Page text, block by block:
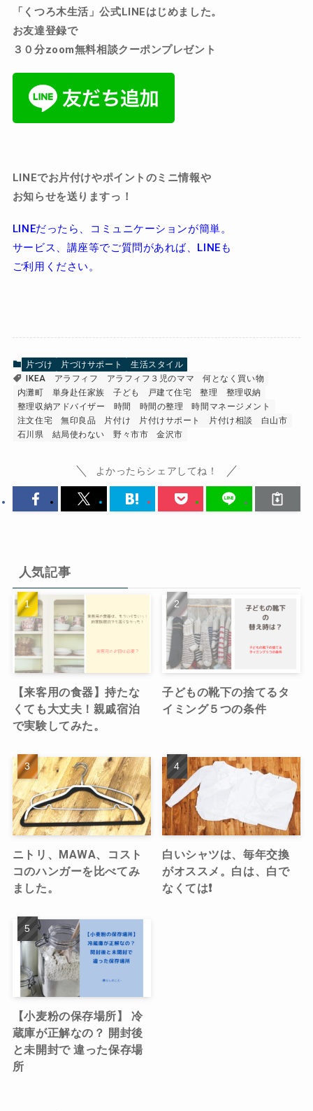
「くつろ木生活」公式LINEはじめました。
お友達登録で
３０分zoom無料相談クーポンプレゼント
LINEでお片付けやポイントのミニ情報や
お知らせを送りますっ！
LINEだったら、コミュニケーションが簡単。
サービス、講座等でご質問があれば、LINEも
ご利用ください。
片づけ 片づけサポート
生活スタイル
IKEA
アラフィフ アラフィフ３児のママ
何となく買い物
内灘町
単身赴任家族 子ども 戸建て住宅 整理
整理収納
整理収納アドバイザー
時間 時間の整理
時間マネージメント
注文住宅
無印良品 片付け 片付けサポート 片付け相談
白山市
石川県
結局使わない 野々市市 金沢市
よかったらシェアしてね！
人気記事
【来客用の食器】持たな
くても大丈夫！親戚宿泊
で実験してみた。
子どもの靴下の捨てるタ
イミング５つの条件
ニトリ、MAWA、コスト
コのハンガーを比べてみ
ました。
白いシャツは、毎年交換
がオススメ。白は、白で
なくては❗️
【小麦粉の保存場所】 冷
蔵庫が正解なの？ 開封後
と未開封で 違った保存場
所